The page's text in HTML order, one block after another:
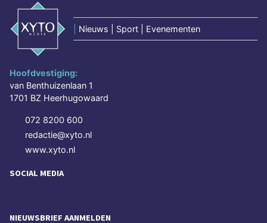
Nieuws | Sport | Evenementen
Hoofdvestiging:
van Benthuizenlaan 1
1701 BZ Heerhugowaard
072 8200 600
redactie@xyto.nl
www.xyto.nl
SOCIAL MEDIA
NIEUWSBRIEF AANMELDEN